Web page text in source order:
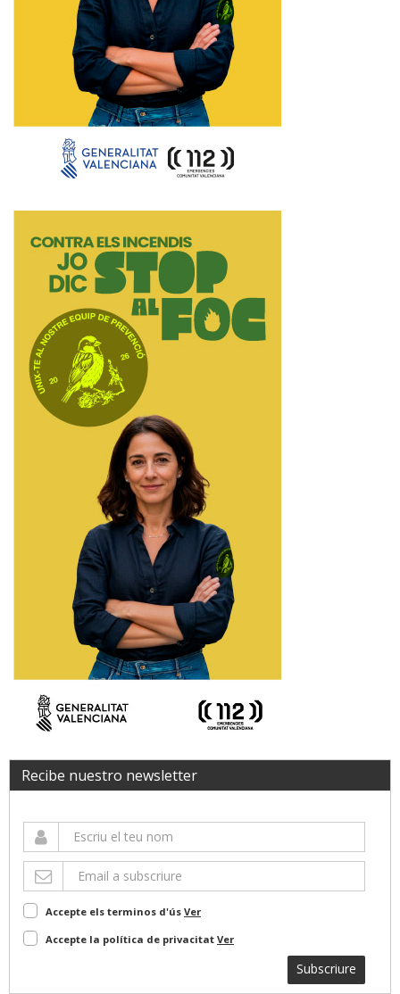
Recibe nuestro newsletter
Accepte els terminos d'ús Ver
Accepte la política de privacitat Ver
Subscriure